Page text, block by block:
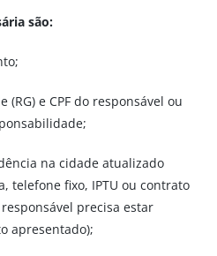
são:
(RG) e CPF do responsável ou
na cidade atualizado
telefone fixo, IPTU ou contrato
precisa estar
apresentado);